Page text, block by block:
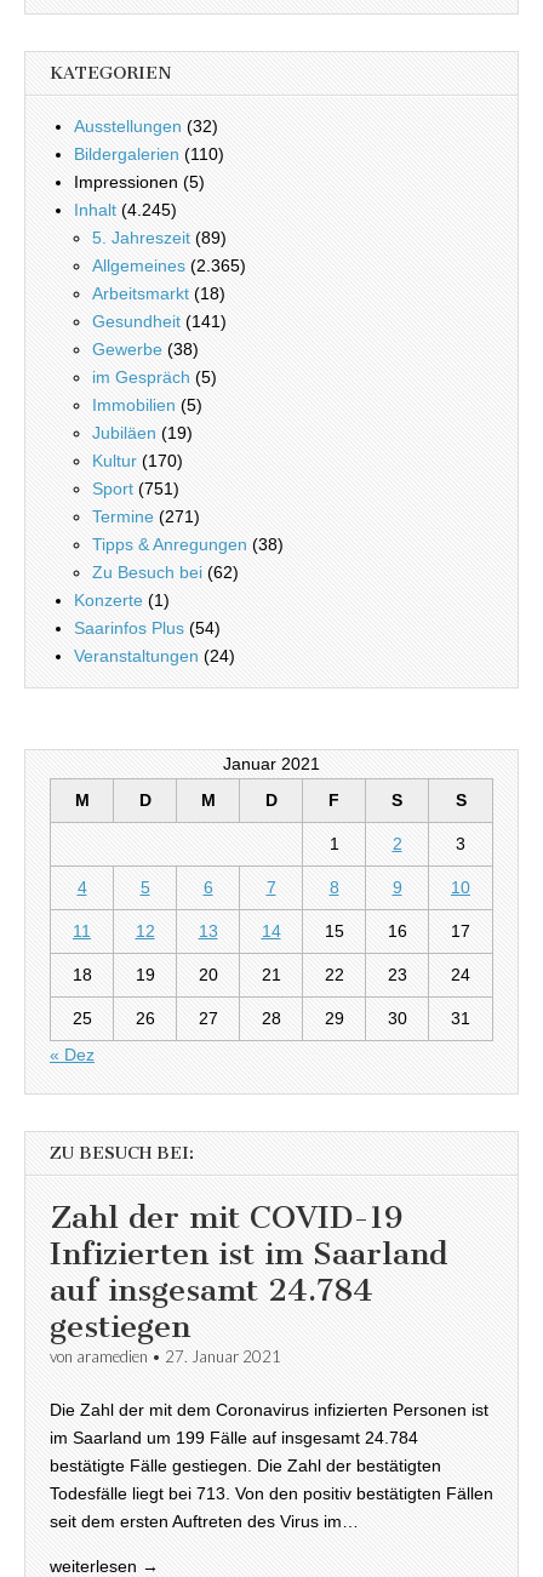
KATEGORIEN
Ausstellungen (32)
Bildergalerien (110)
Impressionen (5)
Inhalt (4.245)
5. Jahreszeit (89)
Allgemeines (2.365)
Arbeitsmarkt (18)
Gesundheit (141)
Gewerbe (38)
im Gespräch (5)
Immobilien (5)
Jubiläen (19)
Kultur (170)
Sport (751)
Termine (271)
Tipps & Anregungen (38)
Zu Besuch bei (62)
Konzerte (1)
Saarinfos Plus (54)
Veranstaltungen (24)
Januar 2021
M
D M D F S S
1 2 3
4 5 6 7 8 9 10
11 12 13 14 15 16 17
18 19 20 21 22 23 24
25 26 27 28 29 30
31
« Dez
ZU BESUCH BEI:
Zahl der mit COVID-19
Infizierten ist im Saarland
auf insgesamt 24.784
gestiegen
von aramedien • 27. Januar 2021
Die Zahl der mit dem Coronavirus infizierten Personen ist
im Saarland um 199 Fälle auf insgesamt 24.784
bestätigte Fälle gestiegen. Die Zahl der bestätigten
Todesfälle liegt bei 713. Von den positiv bestätigten Fällen
seit dem ersten Auftreten des Virus im…
weiterlesen →